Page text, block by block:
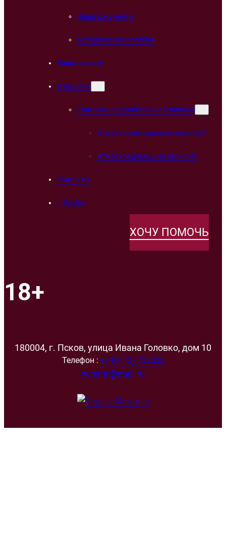
Наши документы
Методические пособия
Наши новости
О насилии
Контроль над собственной жизнью
Что такое сексуальное насилие?
Что такое домашнее насилие?
Контакты
In English
ХОЧУ ПОМОЧЬ
18+
180004, г. Псков, улица Ивана Головко, дом 10
Телефон : +7 (8112) 732522
wcentr@mail.ru